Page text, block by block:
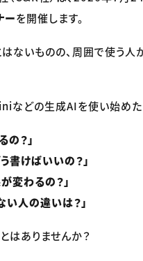
ーを開催します。
ないものの、周囲で使う
などの生成AIを使い始めた
の？」
書けばいいの？」
変わるの？」
い人の違いは？」
はありませんか？